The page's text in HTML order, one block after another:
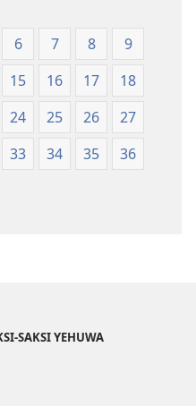
6 7 8
9
15 16 17
18
24 25 26
27
33 34 35
36
SAKSI YEHUWA